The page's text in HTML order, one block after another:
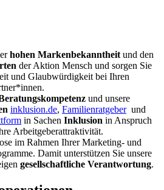
hohen Markenbekanntheit und den
der Aktion Mensch und sorgen Sie
und Glaubwürdigkeit bei Ihren
und unsere
inklusion.de, Familienratgeberund
in Sachen Inklusion in Anspruch
Arbeitgeberattraktivität.
im Rahmen Ihrer Marketing- und
Damit unterstützen Sie unsere
gesellschaftliche Verantwortung.